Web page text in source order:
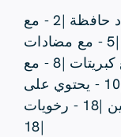
1 - مع مواد حافظة |2 - مع مواد حافظة |2 - مع
ملون |3 - مشمع |4 - مسود |5 - مع مضادات
الأكسدة |6 - مع فوسفات |7 - مع كبريتات |8 - مع
مُحلي |9 - مع محسن للنكهة |10 - يحتوي على
فينيل ألانين |16 - يحتوي على الكينين |18 - رخويات
|18